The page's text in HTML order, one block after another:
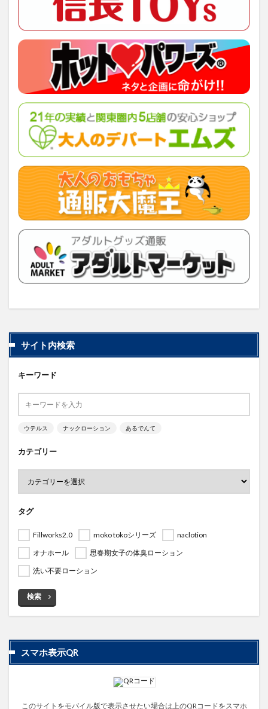
サイト内検索
キーワード
ウテルス ナックローション あるでんて
カテゴリー
タグ
Fillworks2.0 moko tokoシリーズ
naclotion
オナホール
思春期女子の体臭ローション
洗い不要ローション
検索
スマホ表示QR
このサイトをモバイル版で表示させたい場合は上のQRコードをスマホ